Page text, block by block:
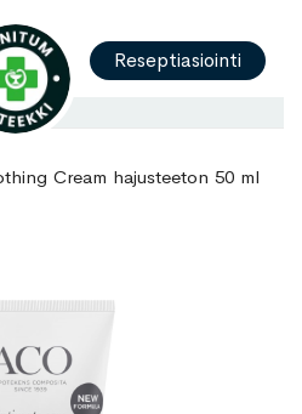
Reseptiasiointi
Cream hajusteeton 50 ml